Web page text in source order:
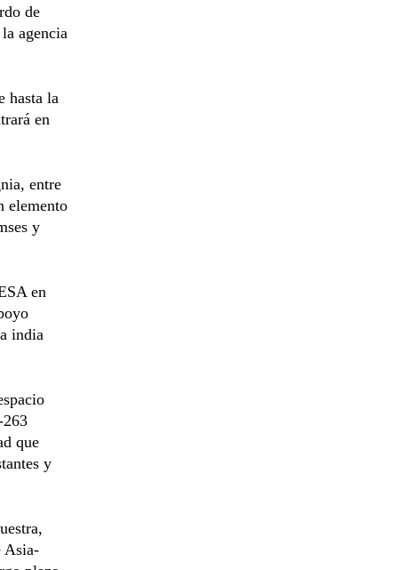
de
agencia
hasta la
en
entre
elemento
y
en
india
que
y
Asia-